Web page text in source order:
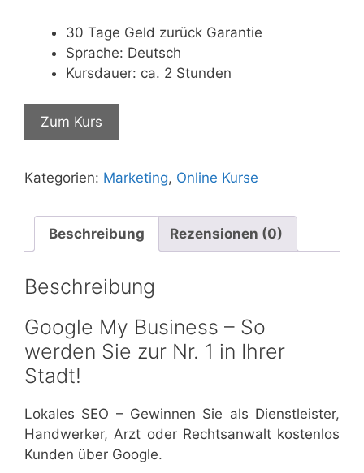
war:
€19,99
ist:
€10,99.
30 Tage Geld zurück Garantie
Sprache: Deutsch
Kursdauer: ca. 2 Stunden
Zum Kurs
Kategorien: Marketing, Online Kurse
Beschreibung Rezensionen (0)
Beschreibung
Google My Business – So
werden Sie zur Nr. 1 in Ihrer
Stadt!
Lokales SEO – Gewinnen Sie als Dienstleister,
Handwerker, Arzt oder Rechtsanwalt kostenlos
Kunden über Google.